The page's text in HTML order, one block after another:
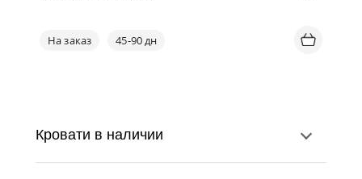
На заказ 45-90 дн
Кровати в наличии